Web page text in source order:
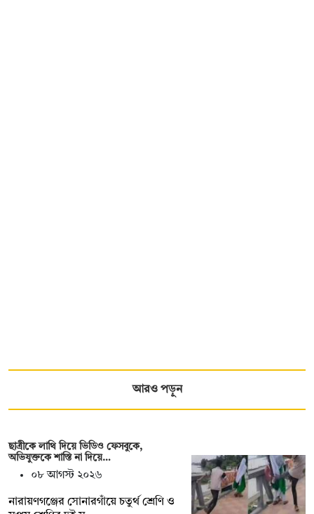
আরও পড়ুন
ছাত্রীকে লাথি দিয়ে ভিডিও ফেসবুকে,
অভিযুক্তকে শাস্তি না দিয়ে…
০৮ আগস্ট ২০২৬
নারায়ণগঞ্জের সোনারগাঁয়ে চতুর্থ শ্রেণি ও